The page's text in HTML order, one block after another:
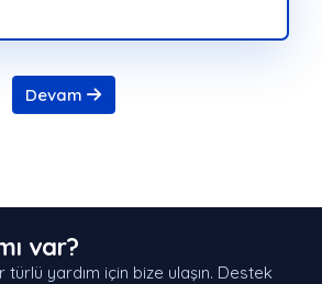
Devam
var?
türlü yardım için bize ulaşın. Destek